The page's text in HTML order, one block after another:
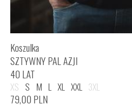
Koszulka
SZTYWNY PAL AZJI
40 LAT
XS S M L XL XXL 3XL
79,00 PLN